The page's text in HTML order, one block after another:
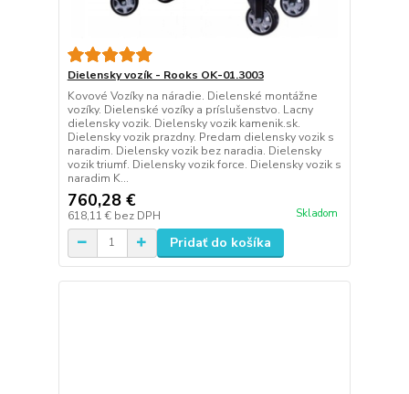
Dielensky vozík - Rooks OK-01.3003
Kovové Vozíky na náradie. Dielenské montážne
vozíky. Dielenské vozíky a príslušenstvo. Lacny
dielensky vozik. Dielensky vozik kamenik.sk.
Dielensky vozik prazdny. Predam dielensky vozik s
naradim. Dielensky vozik bez naradia. Dielensky
vozik triumf. Dielensky vozik force. Dielensky vozik s
naradim K...
760,28 €
618,11 € bez DPH Skladom
Pridať do košíka